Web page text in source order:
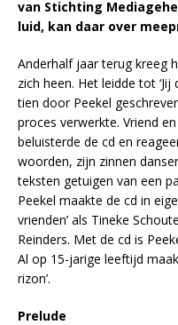
van Stich­ting
luid, kan daar over
An­der­half jaar te­rug kreeg
zich heen. Het leid­de tot
tien door Peek­el
pro­ces ver­werk­te. Vriend
be­luis­ter­de de cd en
woor­den, zijn zin­nen
tek­sten ge­tui­gen van een
Peek­el maak­te de cd in
vrien­den’ als Ti­ne­ke
Rein­ders. Met de cd is
Al op 15-ja­ri­ge leef­tijd
ri­zon’.
Prelude